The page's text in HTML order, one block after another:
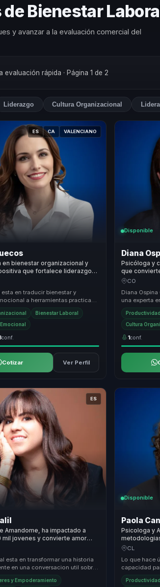
Bienestar
y avanzar a la evaluación comercial del
evaluación rápida · Página 1 de 2
Liderazgo Cultura Organizacional
ES CA VALENCIANO
en bienestar organizacional y
que fortalece liderazgo
y productividad en
en traducir bienestar y
a herramientas practicas
clima y rendimiento. Lleva una
Bienestar Laboral
conf.
Cotizar Ver Perfil
Disponible
Diana
Psicóloga y
que
tiempo en
CO
Diana
una experta
propuesta
culturas ...
Productividad
Cultura
1conf.
ES
Amandome, ha impactado a
mil jovenes y convierte amor
y resiliencia para
esta en transformar una historia
en una conversacion util sobre
fortaleza emocional y accion. ...
y Empoderamiento
Disponible
Paola
Psicologa y
CL
Lo que hace
capacidad
corporativa
lider...
Productividad